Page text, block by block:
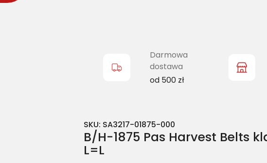
Darmowa
dostawa
od 500 zł
SKU: SA3217-01875-000
B/H-1875 Pas Harvest Belts
L=L